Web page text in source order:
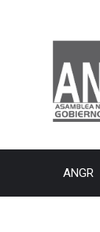
ANGR